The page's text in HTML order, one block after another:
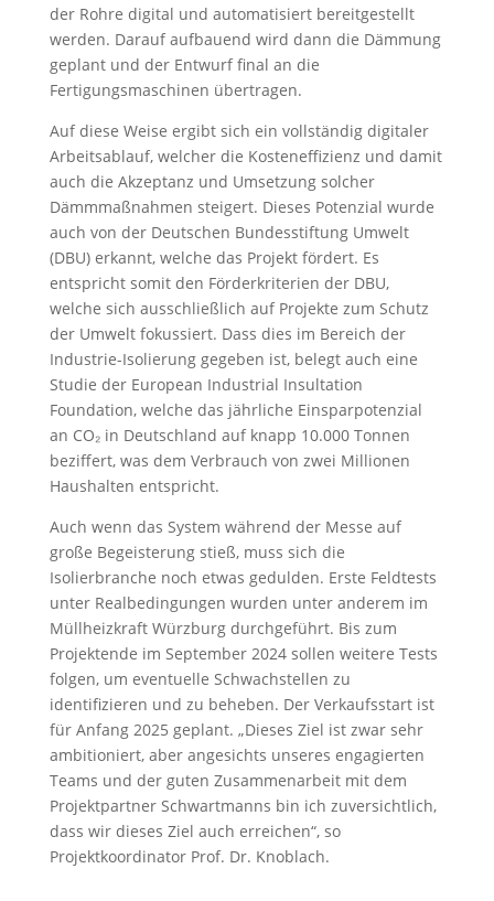
der Rohre digital und automatisiert bereitgestellt
werden. Darauf aufbauend wird dann die Dämmung
geplant und der Entwurf final an die
Fertigungsmaschinen übertragen.
Auf diese Weise ergibt sich ein vollständig digitaler
Arbeitsablauf, welcher die Kosteneffizienz und damit
auch die Akzeptanz und Umsetzung solcher
Dämmmaßnahmen steigert. Dieses Potenzial wurde
auch von der Deutschen Bundesstiftung Umwelt
(DBU) erkannt, welche das Projekt fördert. Es
entspricht somit den Förderkriterien der DBU,
welche sich ausschließlich auf Projekte zum Schutz
der Umwelt fokussiert. Dass dies im Bereich der
Industrie-Isolierung gegeben ist, belegt auch eine
Studie der European Industrial Insultation
Foundation, welche das jährliche Einsparpotenzial
an CO₂ in Deutschland auf knapp 10.000 Tonnen
beziffert, was dem Verbrauch von zwei Millionen
Haushalten entspricht.
Auch wenn das System während der Messe auf
große Begeisterung stieß, muss sich die
Isolierbranche noch etwas gedulden. Erste Feldtests
unter Realbedingungen wurden unter anderem im
Müllheizkraft Würzburg durchgeführt. Bis zum
Projektende im September 2024 sollen weitere Tests
folgen, um eventuelle Schwachstellen zu
identifizieren und zu beheben. Der Verkaufsstart ist
für Anfang 2025 geplant. „Dieses Ziel ist zwar sehr
ambitioniert, aber angesichts unseres engagierten
Teams und der guten Zusammenarbeit mit dem
Projektpartner Schwartmanns bin ich zuversichtlich,
dass wir dieses Ziel auch erreichen“, so
Projektkoordinator Prof. Dr. Knoblach.